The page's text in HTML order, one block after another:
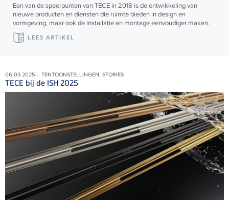
Een van de speerpunten van TECE in 2018 is de ontwikkeling van
nieuwe producten en diensten die ruimte bieden in design en
vormgeving, maar ook de installatie en montage eenvoudiger maken.
LEES ARTIKEL
06.03.2025 – TENTOONSTELLINGEN, STORIES
TECE bij de ISH 2025